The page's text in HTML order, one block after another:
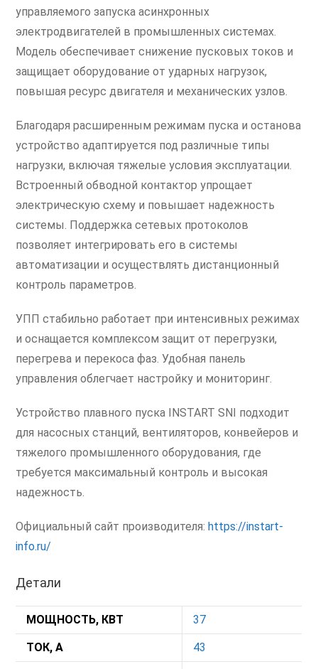
управляемого запуска асинхронных
электродвигателей в промышленных системах.
Модель обеспечивает снижение пусковых токов и
защищает оборудование от ударных нагрузок,
повышая ресурс двигателя и механических узлов.
Благодаря расширенным режимам пуска и останова
устройство адаптируется под различные типы
нагрузки, включая тяжелые условия эксплуатации.
Встроенный обводной контактор упрощает
электрическую схему и повышает надежность
системы. Поддержка сетевых протоколов
позволяет интегрировать его в системы
автоматизации и осуществлять дистанционный
контроль параметров.
УПП стабильно работает при интенсивных режимах
и оснащается комплексом защит от перегрузки,
перегрева и перекоса фаз. Удобная панель
управления облегчает настройку и мониторинг.
Устройство плавного пуска INSTART SNI подходит
для насосных станций, вентиляторов, конвейеров и
тяжелого промышленного оборудования, где
требуется максимальный контроль и высокая
надежность.
Официальный сайт производителя:https://instart-
info.ru/
Детали
МОЩНОСТЬ, КВТ 37
ТОК, А 43